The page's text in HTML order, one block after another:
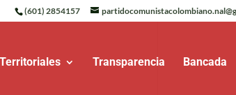
(601) 2854157
Transparencia Bancada